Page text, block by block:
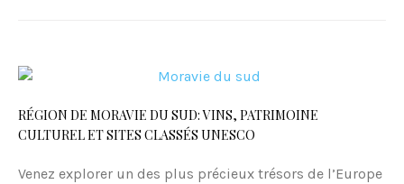
RÉGION DE MORAVIE DU SUD: VINS, PATRIMOINE
CULTUREL ET SITES CLASSÉS UNESCO
Venez explorer un des plus précieux trésors de l’Europe